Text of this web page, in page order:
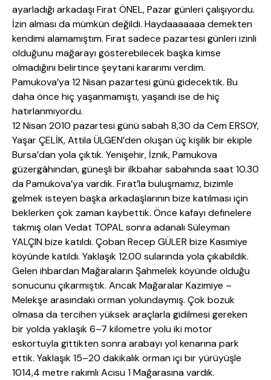
ayarladığı arkadaşı Fırat ÖNEL, Pazar günleri çalışıyordu.
İzin alması da mümkün değildi. Haydaaaaaaa demekten
kendimi alamamıştım. Fırat sadece pazartesi günleri izinli
olduğunu mağarayı gösterebilecek başka kimse
olmadığını belirtince şeytani kararımı verdim.
Pamukova’ya 12 Nisan pazartesi günü gidecektik. Bu
daha önce hiç yaşanmamıştı, yaşandı ise de hiç
hatırlanmıyordu.
12 Nisan 2010 pazartesi günü sabah 8,30 da Cem ERSOY,
Yaşar ÇELİK, Attila ÜLGEN’den oluşan üç kişilik bir ekiple
Bursa’dan yola çıktık. Yenişehir, İznik, Pamukova
güzergâhından, güneşli bir ilkbahar sabahında saat 10.30
da Pamukova’ya vardık. Fırat’la buluşmamız, bizimle
gelmek isteyen başka arkadaşlarının bize katılması için
beklerken çok zaman kaybettik. Önce kafayı definelere
takmış olan Vedat TOPAL sonra adanalı Süleyman
YALÇIN bize katıldı. Çoban Recep GÜLER bize Kasımiye
köyünde katıldı. Yaklaşık 12.00 sularında yola çıkabildik.
Gelen ihbardan Mağaraların Şahmelek köyünde olduğu
sonucunu çıkarmıştık. Ancak Mağaralar Kazimiye –
Melekşe arasındaki orman yolundaymış. Çok bozuk
olmasa da tercihen yüksek araçlarla gidilmesi gereken
bir yolda yaklaşık 6–7 kilometre yolu iki motor
eskortuyla gittikten sonra arabayı yol kenarına park
ettik. Yaklaşık 15–20 dakikalık orman içi bir yürüyüşle
1014,4 metre rakımlı Acısu 1 Mağarasına vardık.